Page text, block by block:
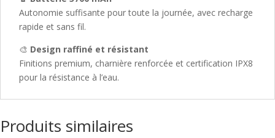
Autonomie suffisante pour toute la journée, avec recharge
rapide et sans fil.
🎨 Design raffiné et résistant
Finitions premium, charnière renforcée et certification IPX8
pour la résistance à l’eau.
Produits similaires